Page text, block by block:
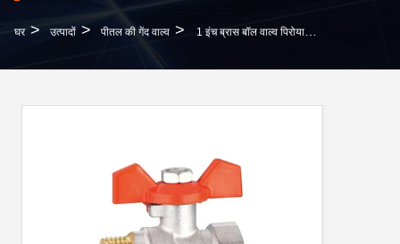
घर > उत्पादों > पीतल की गेंद वाल्व > 1 इंच ब्रास बॉल वाल्व पिरोया हुआ BV1031-MF जाली पीतल बॉबी निकेल सरफेस